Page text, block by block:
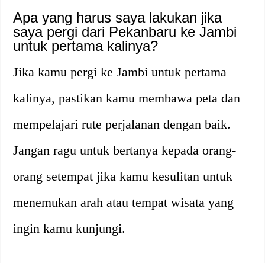
Apa yang harus saya lakukan jika
saya pergi dari Pekanbaru ke Jambi
untuk pertama kalinya?
Jika kamu pergi ke Jambi untuk pertama
kalinya, pastikan kamu membawa peta dan
mempelajari rute perjalanan dengan baik.
Jangan ragu untuk bertanya kepada orang-
orang setempat jika kamu kesulitan untuk
menemukan arah atau tempat wisata yang
ingin kamu kunjungi.